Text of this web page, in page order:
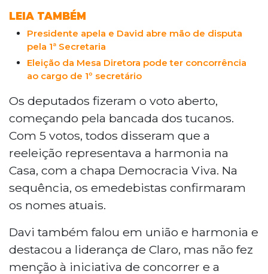
parlamentares elogiaram a gestão da
Mesa, mencionando a atenção às
demandas dos servidores, o
desenvolvimento econômico do Estado e
a realização de obras como um novo
estacionamento e um restaurante.
LEIA TAMBÉM
Presidente apela e David abre mão de disputa
pela 1ª Secretaria
Eleição da Mesa Diretora pode ter concorrência
ao cargo de 1º secretário
Os deputados fizeram o voto aberto,
começando pela bancada dos tucanos.
Com 5 votos, todos disseram que a
reeleição representava a harmonia na
Casa, com a chapa Democracia Viva. Na
sequência, os emedebistas confirmaram
os nomes atuais.
Davi também falou em união e harmonia e
destacou a liderança de Claro, mas não fez
menção à iniciativa de concorrer e a